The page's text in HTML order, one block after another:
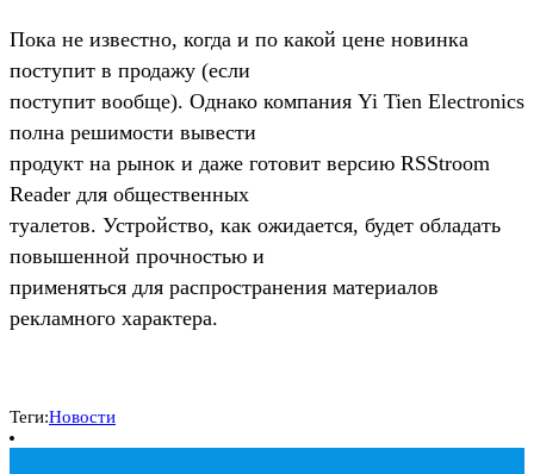
Пока не известно, когда и по какой цене новинка
поступит в продажу (если
поступит вообще). Однако компания Yi Tien Electronics
полна решимости вывести
продукт на рынок и даже готовит версию RSStroom
Reader для общественных
туалетов. Устройство, как ожидается, будет обладать
повышенной прочностью и
применяться для распространения материалов
рекламного характера.
Теги:Новости